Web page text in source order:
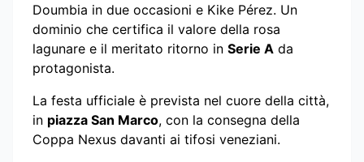
Doumbia in due occasioni e Kike Pérez. Un
dominio che certifica il valore della rosa
lagunare e il meritato ritorno in Serie A da
protagonista.
La festa ufficiale è prevista nel cuore della città,
in piazza San Marco, con la consegna della
Coppa Nexus davanti ai tifosi veneziani.